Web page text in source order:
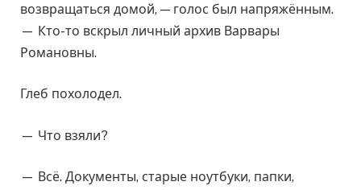
возвращаться домой, — голос был напряжённым.
— Кто-то вскрыл личный архив Варвары
Романовны.
Глеб похолодел.
— Что взяли?
— Всё. Документы, старые ноутбуки, папки,